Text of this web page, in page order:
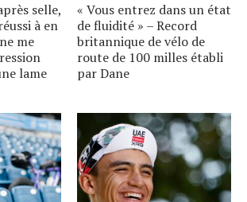
selle,
à en
me
lame
« Vous entrez dans un état
de fluidité » – Record
britannique de vélo de
route de 100 milles établi
par Dane